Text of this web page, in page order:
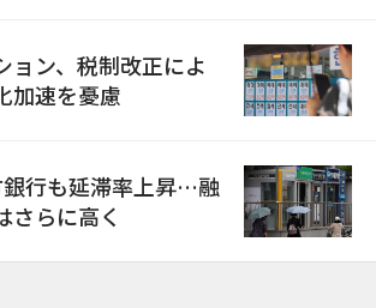
ョン、税制改正によ
加速を憂慮
行も延滞率上昇…融
さらに高く